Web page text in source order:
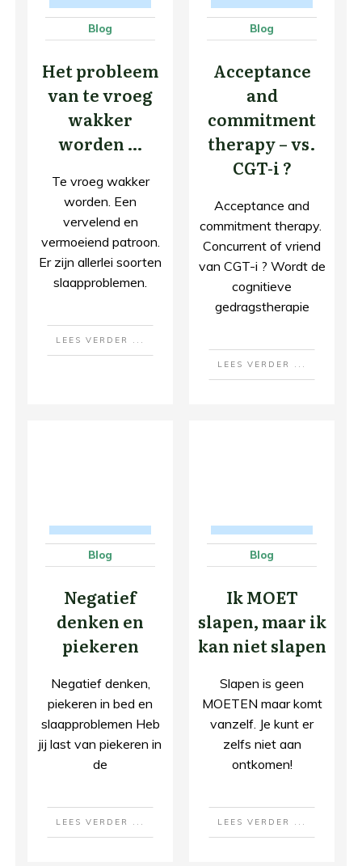
Blog
Het probleem
van te vroeg
wakker
worden …
Te vroeg wakker
worden. Een
vervelend en
vermoeiend patroon.
Er zijn allerlei soorten
slaapproblemen.
LEES VERDER ...
Blog
Acceptance
and
commitment
therapy – vs.
CGT-i ?
Acceptance and
commitment therapy.
Concurrent of vriend
van CGT-i ? Wordt de
cognitieve
gedragstherapie
LEES VERDER ...
Blog
Negatief
denken en
piekeren
Negatief denken,
piekeren in bed en
slaapproblemen Heb
jij last van piekeren in
de
LEES VERDER ...
Blog
Ik MOET
slapen, maar ik
kan niet slapen
Slapen is geen
MOETEN maar komt
vanzelf. Je kunt er
zelfs niet aan
ontkomen!
LEES VERDER ...